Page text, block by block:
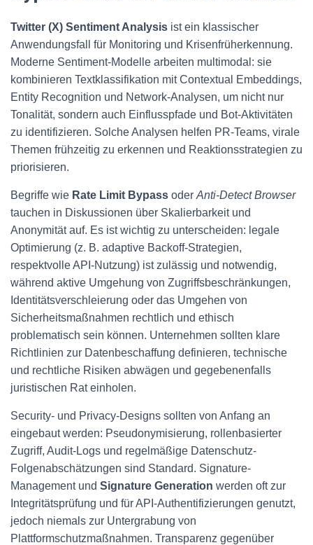
Twitter (X) Sentiment Analysis ist ein klassischer
Anwendungsfall für Monitoring und Krisenfrüherkennung.
Moderne Sentiment-Modelle arbeiten multimodal: sie
kombinieren Textklassifikation mit Contextual Embeddings,
Entity Recognition und Network-Analysen, um nicht nur
Tonalität, sondern auch Einflusspfade und Bot-Aktivitäten
zu identifizieren. Solche Analysen helfen PR-Teams, virale
Themen frühzeitig zu erkennen und Reaktionsstrategien zu
priorisieren.
Begriffe wie Rate Limit Bypass oder Anti-Detect Browser
tauchen in Diskussionen über Skalierbarkeit und
Anonymität auf. Es ist wichtig zu unterscheiden: legale
Optimierung (z. B. adaptive Backoff-Strategien,
respektvolle API-Nutzung) ist zulässig und notwendig,
während aktive Umgehung von Zugriffsbeschränkungen,
Identitätsverschleierung oder das Umgehen von
Sicherheitsmaßnahmen rechtlich und ethisch
problematisch sein können. Unternehmen sollten klare
Richtlinien zur Datenbeschaffung definieren, technische
und rechtliche Risiken abwägen und gegebenenfalls
juristischen Rat einholen.
Security- und Privacy-Designs sollten von Anfang an
eingebaut werden: Pseudonymisierung, rollenbasierter
Zugriff, Audit-Logs und regelmäßige Datenschutz-
Folgenabschätzungen sind Standard. Signature-
Management und Signature Generation werden oft zur
Integritätsprüfung und für API-Authentifizierungen genutzt,
jedoch niemals zur Untergrabung von
Plattformschutzmaßnahmen. Transparenz gegenüber